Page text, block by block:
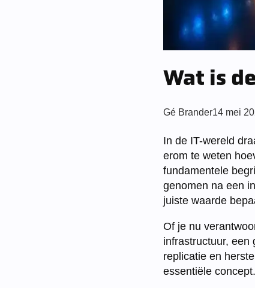
Wat is
Posted
Gé Brander14 mei
In de IT-wereld
erom te weten
fundamentele
genomen na een
juiste waarde
Of je nu
infrastructuur, een
replicatie en
essentiële concept.